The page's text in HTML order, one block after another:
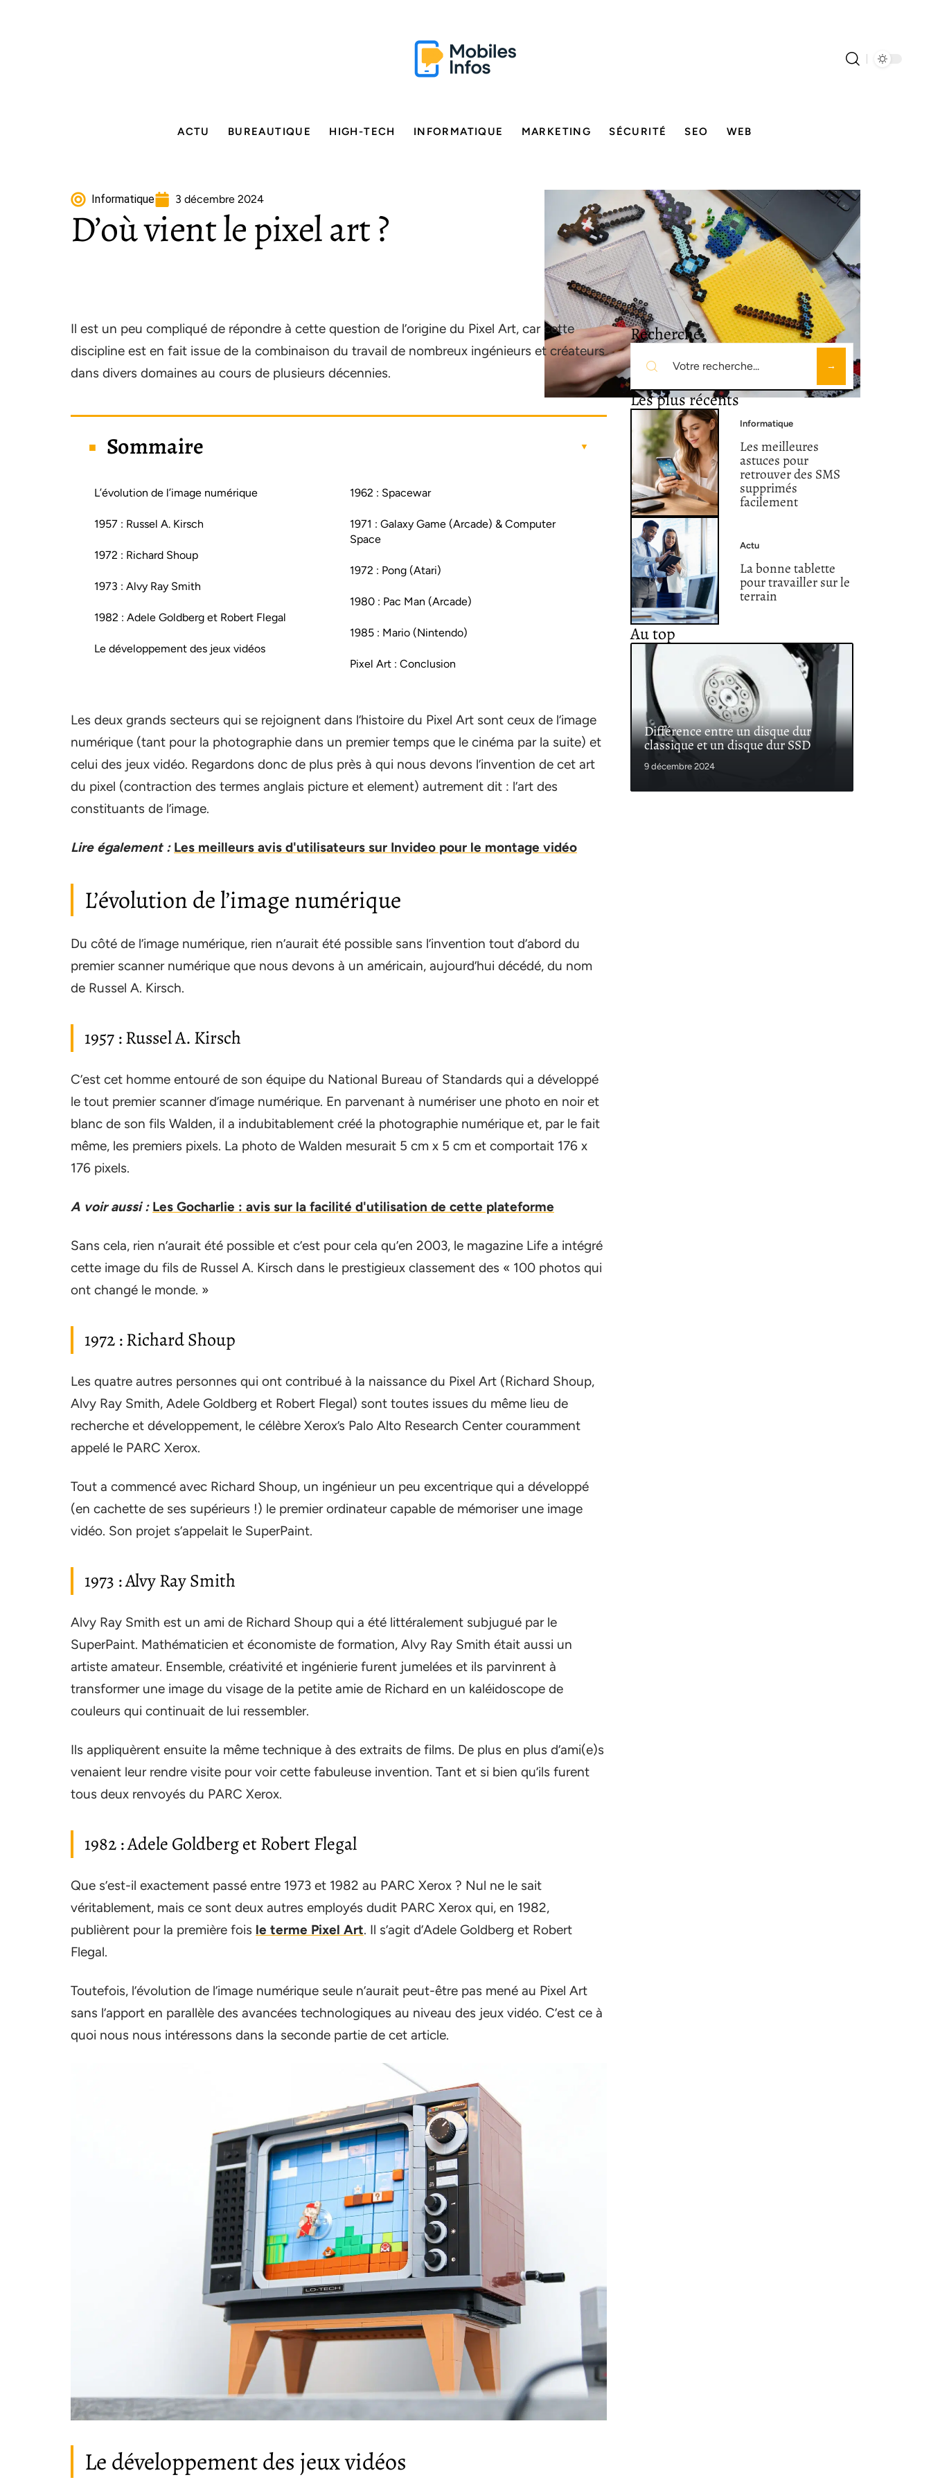
ACTU BUREAUTIQUE HIGH-TECH INFORMATIQUE MARKETING SÉCURITÉ SEO WEB
Informatique 3 décembre 2024
D’où vient le pixel art ?
Il est un peu compliqué de répondre à cette question de l’origine du Pixel Art, car cette
discipline est en fait issue de la combinaison du travail de nombreux ingénieurs et créateurs
dans divers domaines au cours de plusieurs décennies.
Sommaire
L’évolution de l’image numérique
1957 : Russel A. Kirsch
1972 : Richard Shoup
1973 : Alvy Ray Smith
1982 : Adele Goldberg et Robert Flegal
Le développement des jeux vidéos
1962 : Spacewar
1971 : Galaxy Game (Arcade) & Computer
Space
1972 : Pong (Atari)
1980 : Pac Man (Arcade)
1985 : Mario (Nintendo)
Pixel Art : Conclusion
Les deux grands secteurs qui se rejoignent dans l’histoire du Pixel Art sont ceux de l’image
numérique (tant pour la photographie dans un premier temps que le cinéma par la suite) et
celui des jeux vidéo. Regardons donc de plus près à qui nous devons l’invention de cet art
du pixel (contraction des termes anglais picture et element) autrement dit : l’art des
constituants de l’image.
Lire également : Les meilleurs avis d'utilisateurs sur Invideo pour le montage vidéo
L’évolution de l’image numérique
Du côté de l’image numérique, rien n’aurait été possible sans l’invention tout d’abord du
premier scanner numérique que nous devons à un américain, aujourd’hui décédé, du nom
de Russel A. Kirsch.
1957 : Russel A. Kirsch
C’est cet homme entouré de son équipe du National Bureau of Standards qui a développé
le tout premier scanner d’image numérique. En parvenant à numériser une photo en noir et
blanc de son fils Walden, il a indubitablement créé la photographie numérique et, par le fait
même, les premiers pixels. La photo de Walden mesurait 5 cm x 5 cm et comportait 176 x
176 pixels.
A voir aussi : Les Gocharlie : avis sur la facilité d'utilisation de cette plateforme
Sans cela, rien n’aurait été possible et c’est pour cela qu’en 2003, le magazine Life a intégré
cette image du fils de Russel A. Kirsch dans le prestigieux classement des « 100 photos qui
ont changé le monde. »
1972 : Richard Shoup
Les quatre autres personnes qui ont contribué à la naissance du Pixel Art (Richard Shoup,
Alvy Ray Smith, Adele Goldberg et Robert Flegal) sont toutes issues du même lieu de
recherche et développement, le célèbre Xerox’s Palo Alto Research Center couramment
appelé le PARC Xerox.
Tout a commencé avec Richard Shoup, un ingénieur un peu excentrique qui a développé
(en cachette de ses supérieurs !) le premier ordinateur capable de mémoriser une image
vidéo. Son projet s’appelait le SuperPaint.
1973 : Alvy Ray Smith
Alvy Ray Smith est un ami de Richard Shoup qui a été littéralement subjugué par le
SuperPaint. Mathématicien et économiste de formation, Alvy Ray Smith était aussi un
artiste amateur. Ensemble, créativité et ingénierie furent jumelées et ils parvinrent à
transformer une image du visage de la petite amie de Richard en un kaléidoscope de
couleurs qui continuait de lui ressembler.
Ils appliquèrent ensuite la même technique à des extraits de films. De plus en plus d’ami(e)s
venaient leur rendre visite pour voir cette fabuleuse invention. Tant et si bien qu’ils furent
tous deux renvoyés du PARC Xerox.
1982 : Adele Goldberg et Robert Flegal
Que s’est-il exactement passé entre 1973 et 1982 au PARC Xerox ? Nul ne le sait
véritablement, mais ce sont deux autres employés dudit PARC Xerox qui, en 1982,
publièrent pour la première fois le terme Pixel Art. Il s’agit d’Adele Goldberg et Robert
Flegal.
Toutefois, l’évolution de l’image numérique seule n’aurait peut-être pas mené au Pixel Art
sans l’apport en parallèle des avancées technologiques au niveau des jeux vidéo. C’est ce à
quoi nous nous intéressons dans la seconde partie de cet article.
Le développement des jeux vidéos
Recherche
Les plus récents
Informatique
Les meilleures
astuces pour
retrouver des SMS
supprimés
facilement
Actu
La bonne tablette
pour travailler sur le
terrain
Au top
Différence entre un disque dur
classique et un disque dur SSD
9 décembre 2024